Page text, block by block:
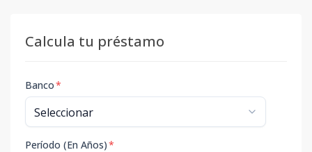
Calcula tu préstamo
Banco*
Período (En Años)*